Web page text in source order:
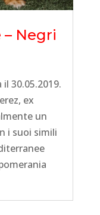
Negri
30.05.2019.
ex
un
i suoi simili